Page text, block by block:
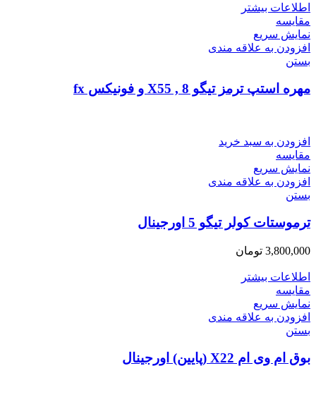
اطلاعات بیشتر
مقایسه
نمایش سریع
افزودن به علاقه مندی
بستن
مهره استپ ترمز تیگو 8 , X55 و فونیکس fx
افزودن به سبد خرید
مقایسه
نمایش سریع
افزودن به علاقه مندی
بستن
ترموستات کولر تیگو 5 اورجینال
3,800,000 تومان
اطلاعات بیشتر
مقایسه
نمایش سریع
افزودن به علاقه مندی
بستن
بوق ام وی ام X22 (پایین) اورجینال